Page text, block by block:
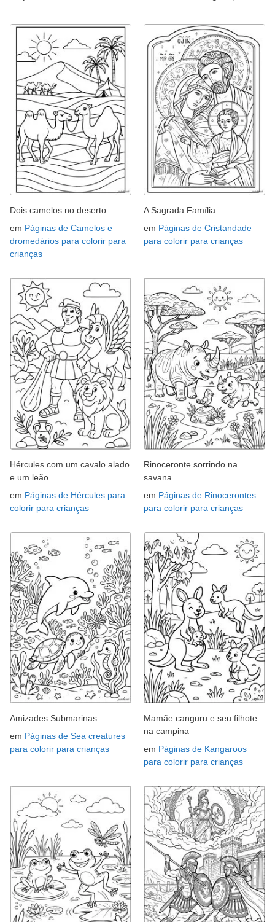
Dois camelos no deserto
em Páginas de Camelos e
dromedários para colorir para
crianças
A Sagrada Família
em Páginas de Cristandade
para colorir para crianças
Hércules com um cavalo alado
e um leão
em Páginas de Hércules para
colorir para crianças
Rinoceronte sorrindo na
savana
em Páginas de Rinocerontes
para colorir para crianças
Amizades Submarinas
em Páginas de Sea creatures
para colorir para crianças
Mamãe canguru e seu filhote
na campina
em Páginas de Kangaroos
para colorir para crianças